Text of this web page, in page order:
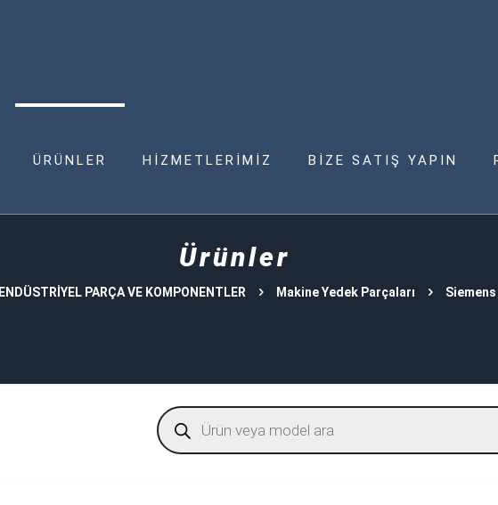
ÜRÜNLER HİZMETLERİMİZ BİZE SATIŞ YAPIN
Ürünler
ENDÜSTRİYEL PARÇA VE KOMPONENTLER Makine Yedek Parçaları
Products
search